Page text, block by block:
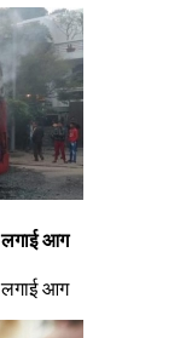
आग
आग